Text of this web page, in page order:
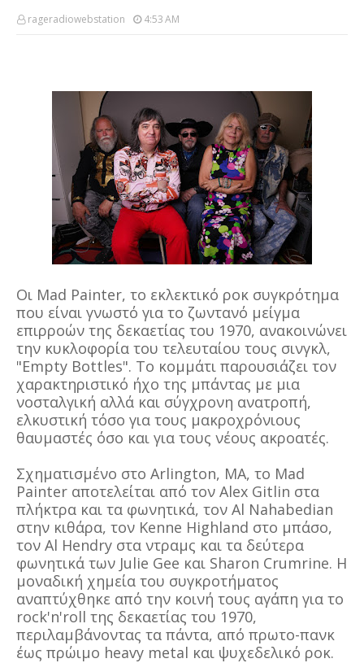
rageradiowebstation 4:53 AM
Οι Mad Painter, το εκλεκτικό ροκ συγκρότημα
που είναι γνωστό για το ζωντανό μείγμα
επιρροών της δεκαετίας του 1970, ανακοινώνει
την κυκλοφορία του τελευταίου τους σινγκλ,
"Empty Bottles". Το κομμάτι παρουσιάζει τον
χαρακτηριστικό ήχο της μπάντας με μια
νοσταλγική αλλά και σύγχρονη ανατροπή,
ελκυστική τόσο για τους μακροχρόνιους
θαυμαστές όσο και για τους νέους ακροατές.
Σχηματισμένο στο Arlington, MA, το Mad
Painter αποτελείται από τον Alex Gitlin στα
πλήκτρα και τα φωνητικά, τον Al Nahabedian
στην κιθάρα, τον Kenne Highland στο μπάσο,
τον Al Hendry στα ντραμς και τα δεύτερα
φωνητικά των Julie Gee και Sharon Crumrine. Η
μοναδική χημεία του συγκροτήματος
αναπτύχθηκε από την κοινή τους αγάπη για το
rock'n'roll της δεκαετίας του 1970,
περιλαμβάνοντας τα πάντα, από πρωτο-πανκ
έως πρώιμο heavy metal και ψυχεδελικό ροκ.